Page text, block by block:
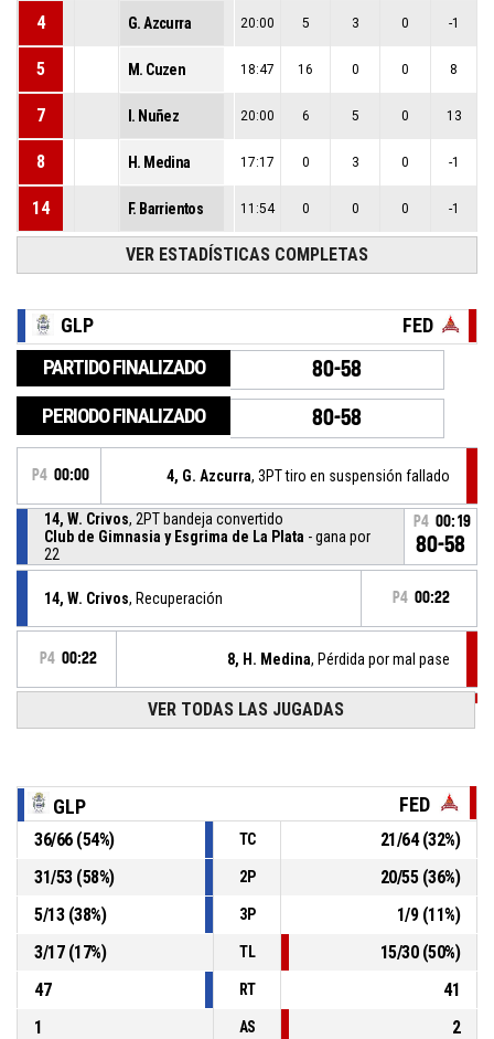
4 G. Azcurra 20:00 5 3 0 -1
5 M. Cuzen 18:47 16 0 0 8
7 I. Nuñez 20:00 6 5 0 13
8 H. Medina 17:17 0 3 0 -1
14 F. Barrientos 11:54 0 0 0 -1
VER ESTADÍSTICAS COMPLETAS
GLP FED
PARTIDO FINALIZADO 80-58
PERIODO FINALIZADO 80-58
P4 00:00 4, G. Azcurra, 3PT tiro en suspensión fallado
14, W. Crivos, 2PT bandeja convertido
Club de Gimnasia y Esgrima de La Plata - gana por
22
P4 00:19
80-58
14, W. Crivos, Recuperación P4 00:22
P4 00:22 8, H. Medina, Pérdida por mal pase
8, H. Medina
4, L. Skliar, Pérdida en el manejo del balón
P4
00:34
5, M. Cuzen
, 2PT bandeja convertido
Federacion Deportiva YPF de Comodoro Rivadavia
pierde por 20
4, L. Skliar
Club de Gimnasia y Esgrima de La Plata
22
P4 00:38
78-56
VER TODAS LAS JUGADAS
GLP FED
36/66(54%) TC 21/64(32%)
31/53(58%) 2P 20/55(36%)
5/13(38%) 3P 1/9(11%)
3/17(17%) TL 15/30(50%)
47
RT
41
1
AS
2